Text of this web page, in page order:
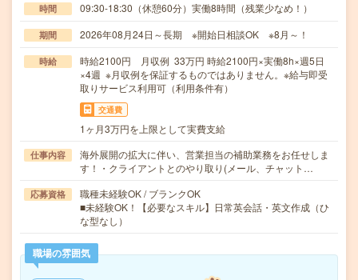
時間 09:30-18:30（休憩60分）実働8時間（残業少なめ！）
期間 2026年08月24日～長期 ※開始日相談OK ※8月～！
時給
時給2100円 月収例 33万円 時給2100円×実働8h×週5日
×4週 ※月収例を保証するものではありません。※給与即受
取りサービス利用可（利用条件有）
交通費
1ヶ月3万円を上限として実費支給
仕事内容
海外展開の拡大に伴い、営業担当の補助業務をお任せしま
す！・クライアントとのやり取り(メール、チャット…
応募資格
職種未経験OK / ブランクOK
■未経験OK！【必要なスキル】日常英会話・英文作成（ひ
な型なし）
職場の雰囲気